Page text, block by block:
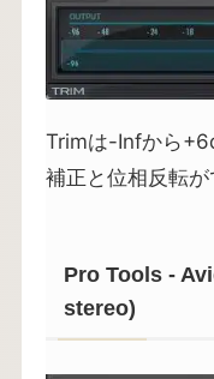
Trimは-Infから
補正と位相反転が
Pro Tools -
stereo)